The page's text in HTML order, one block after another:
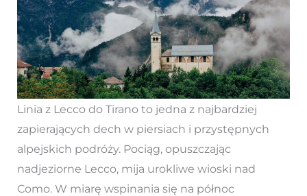
Linia z Lecco do Tirano to jedna z najbardziej
zapierających dech w piersiach i przystępnych
alpejskich podróży. Pociąg, opuszczając
nadjeziorne Lecco, mija urokliwe wioski nad
Como. W miarę wspinania się na północ